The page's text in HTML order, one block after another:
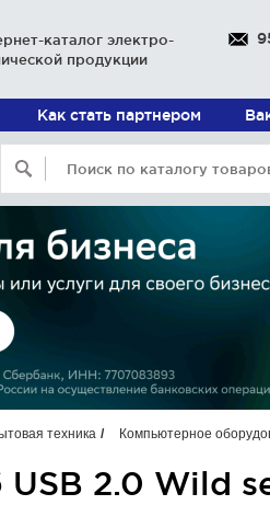
каталог электро-
продукции
Как стать партнером
техника Компьютерное
2.0 Wild